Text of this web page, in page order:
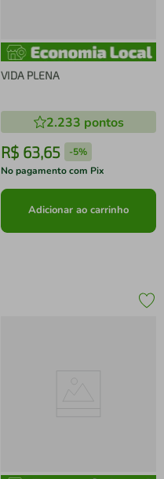
VIDA PLENA
2.233 pontos
R$ 63,65 -5%
No pagamento com Pix
Adicionar ao carrinho